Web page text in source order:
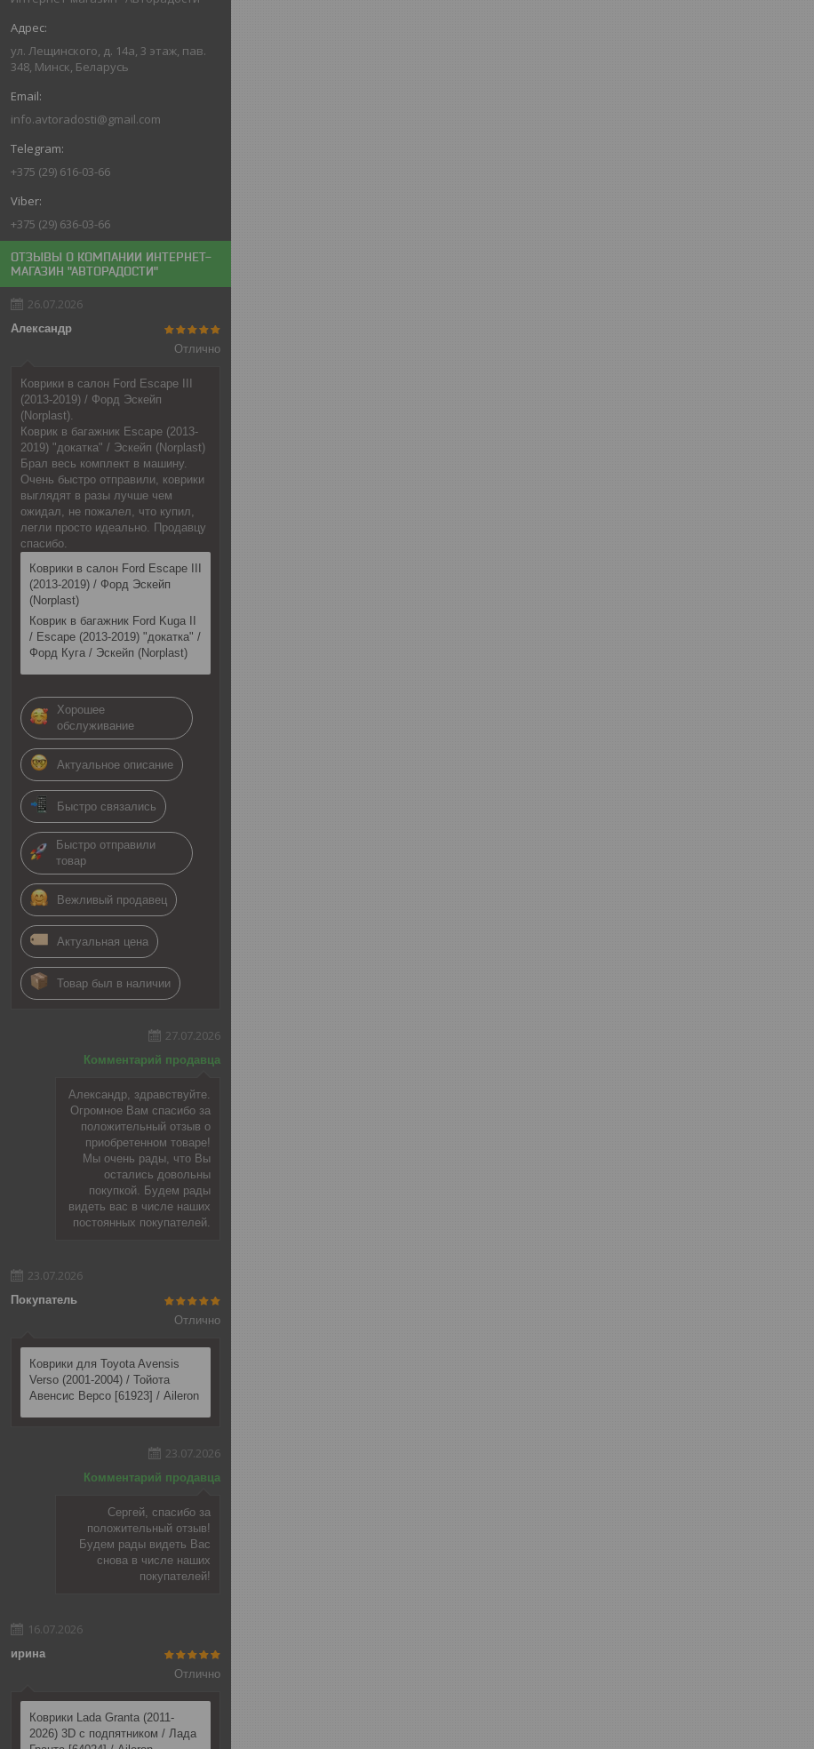
ул. Лещинского, д. 14а, 3 этаж, пав.
348, Минск, Беларусь
info.avtoradosti@gmail.com
+375 (29) 616-03-66
+375 (29) 636-03-66
ОТЗЫВЫ О КОМПАНИИ ИНТЕРНЕТ-
МАГАЗИН "АВТОРАДОСТИ"
26.07.2026
Александр
Отлично
Коврики в салон Ford Escape III
(2013-2019) / Форд Эскейп
(Norplast).
Коврик в багажник Escape (2013-
2019) "докатка" / Эскейп (Norplast)
Брал весь комплект в машину.
Очень быстро отправили, коврики
выглядят в разы лучше чем
ожидал, не пожалел, что купил,
легли просто идеально. Продавцу
спасибо.
Коврики в салон Ford Escape III
(2013-2019) / Форд Эскейп
(Norplast)
Коврик в багажник Ford Kuga II
/ Escape (2013-2019) "докатка" /
Форд Куга / Эскейп (Norplast)
Хорошее
обслуживание
Актуальное описание
Быстро связались
Быстро отправили
товар
Вежливый продавец
Актуальная цена
Товар был в наличии
27.07.2026
Комментарий продавца
Александр, здравствуйте.
Огромное Вам спасибо за
положительный отзыв о
приобретенном товаре!
Мы очень рады, что Вы
остались довольны
покупкой. Будем рады
видеть вас в числе наших
постоянных покупателей.
23.07.2026
Покупатель
Отлично
Коврики для Toyota Avensis
Verso (2001-2004) / Тойота
Авенсис Версо [61923] / Aileron
23.07.2026
Комментарий продавца
Сергей, спасибо за
положительный отзыв!
Будем рады видеть Вас
снова в числе наших
покупателей!
16.07.2026
ирина
Отлично
Коврики Lada Granta (2011-
2026) 3D c подпятником / Лада